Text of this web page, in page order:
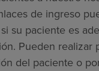
de ingreso
su paciente es
Pueden realizar
del paciente o